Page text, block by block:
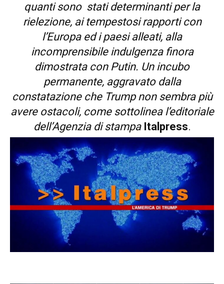
quanti sono stati determinanti per la
rielezione, ai tempestosi rapporti con
l’Europa ed i paesi alleati, alla
incomprensibile indulgenza finora
dimostrata con Putin. Un incubo
permanente, aggravato dalla
constatazione che Trump non sembra più
avere ostacoli, come sottolinea l’editoriale
dell’Agenzia di stampa Italpress.